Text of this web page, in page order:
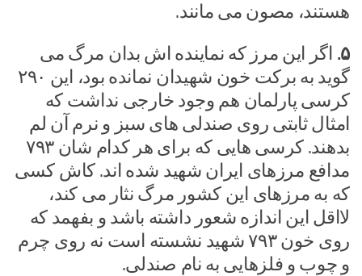
هستند، مصون می مانند.
۵. اگر این مرز که نماینده اش بدان مرگ می
گوید به برکت خون شهیدان نمانده بود، این ۲۹۰
کرسی پارلمان هم وجود خارجی نداشت که
امثال ثابتی روی صندلی های سبز و نرم آن لم
بدهند. کرسی هایی که برای هر کدام شان ۷۹۳
مدافع مرزهای ایران شهید شده اند. کاش کسی
که به مرزهای این کشور مرگ نثار می کند،
لااقل این اندازه شعور داشته باشد و بفهمد که
روی خون ۷۹۳ شهید نشسته است نه روی چرم
و چوب و فلزهایی به نام صندلی.